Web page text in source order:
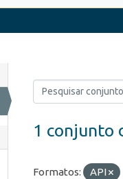
1 conjunto
Formatos: API